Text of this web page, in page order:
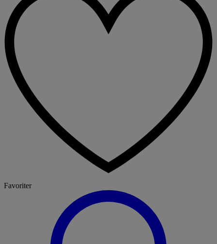
Favoriter